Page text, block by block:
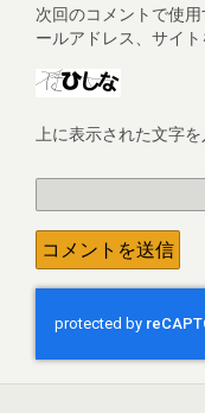
次回のコメントで使
ールアドレス、サイト
上に表示された文字